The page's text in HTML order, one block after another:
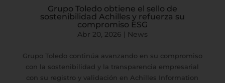
Grupo Toledo obtiene el sello de
sostenibilidad Achilles y refuerza su
compromiso ESG
Abr 20, 2026 News
Grupo Toledo continúa avanzando en su compromiso
con la sostenibilidad y la transparencia empresarial
con su registro y validación en Achilles Information